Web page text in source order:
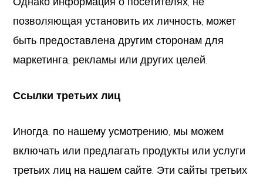
позволяющая установить их личность, может
быть предоставлена другим сторонам для
маркетинга, рекламы или других целей.
Ссылки третьих лиц
Иногда, по нашему усмотрению, мы можем
включать или предлагать продукты или услуги
третьих лиц на нашем сайте. Эти сайты третьих